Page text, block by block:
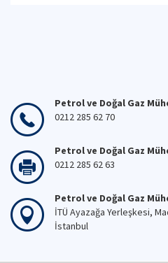
Petrol ve Doğal Gaz
0212 285 62 70
Petrol ve Doğal Gaz
0212 285 62 63
Petrol ve Doğal Gaz
İTÜ Ayazağa Yerleşkesi,
İstanbul